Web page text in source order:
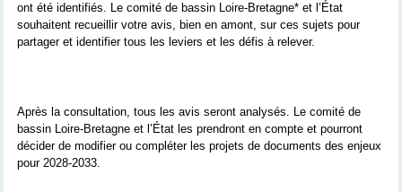
ont été identifiés. Le comité de bassin Loire-Bretagne* et l’État
souhaitent recueillir votre avis, bien en amont, sur ces sujets pour
partager et identifier tous les leviers et les défis à relever.
Après la consultation, tous les avis seront analysés. Le comité de
bassin Loire-Bretagne et l’État les prendront en compte et pourront
décider de modifier ou compléter les projets de documents des enjeux
pour 2028-2033.